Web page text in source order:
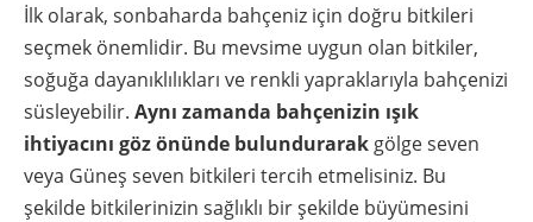
İlk olarak, sonbaharda bahçeniz için doğru bitkileri
seçmek önemlidir. Bu mevsime uygun olan bitkiler,
soğuğa dayanıklılıkları ve renkli yapraklarıyla bahçenizi
süsleyebilir. Aynı zamanda bahçenizin ışık
ihtiyacını göz önünde bulundurarak gölge seven
veya Güneş seven bitkileri tercih etmelisiniz. Bu
şekilde bitkilerinizin sağlıklı bir şekilde büyümesini